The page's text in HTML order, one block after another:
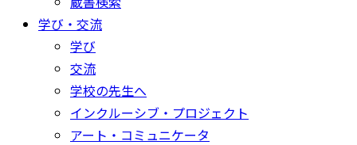
学び・交流
学び
交流
学校の先生へ
インクルーシブ・プロジェクト
アート・コミュニケータ